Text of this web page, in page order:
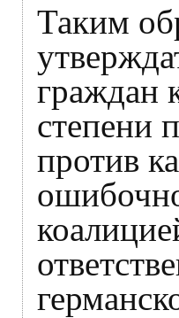
Таким
граждан
степени
против